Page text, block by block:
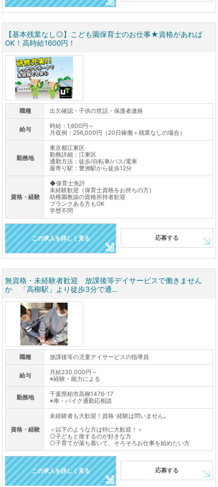
【基本残業なし◎】こども園保育士のお仕事★資格があれば
OK！高時給1600円！
職種 出欠確認・子供の世話・保護者連絡
給与
時給：1,600円～
月収例：256,000円（20日稼働＋残業なしの場合）
勤務地
東京都江東区
勤務詳細：江東区
通勤方法：徒歩/自転車/バス/電車
最寄り駅：豊洲駅から徒歩12分
資格・経験
◆保育士免許
未経験歓迎（保育士資格をお持ちの方）
幼稚園教諭の資格所持者歓迎
ブランクある方もOK
学歴不問
この求人を詳しく見る 応募する
無資格・未経験者歓迎 放課後等デイサービスで働きません
か 「高柳駅」より徒歩3分で通...
職種 放課後等の児童デイサービスの指導員
給与
月給230,000円～
※経験・能力による
勤務地
千葉県柏市高柳1476-17
※車・バイク通勤応相談
資格・経験
未経験者も大歓迎！資格･経験は問いません｡
＜以下のような方は特に大歓迎！＞
◎子どもと接するのが好きな方
◎子育てが落ち着いて、そろそろお仕事を始めたい方
この求人を詳しく見る 応募する